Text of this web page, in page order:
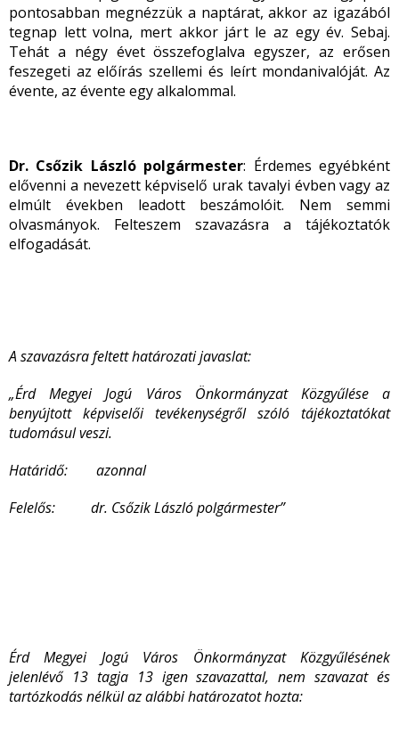
pontosabban megnézzük a naptárat, akkor az igazából
tegnap lett volna, mert akkor járt le az egy év. Sebaj.
Tehát a négy évet összefoglalva egyszer, az erősen
feszegeti az előírás szellemi és leírt mondanivalóját. Az
évente, az évente egy alkalommal.
Dr. Csőzik László polgármester: Érdemes egyébként
elővenni a nevezett képviselő urak tavalyi évben vagy az
elmúlt években leadott beszámolóit. Nem semmi
olvasmányok. Felteszem szavazásra a tájékoztatók
elfogadását.
A szavazásra feltett határozati javaslat:
„Érd Megyei Jogú Város Önkormányzat Közgyűlése a
benyújtott képviselői tevékenységről szóló tájékoztatókat
tudomásul veszi.
Határidő: azonnal
Felelős: dr. Csőzik László polgármester”
Érd Megyei Jogú Város Önkormányzat Közgyűlésének
jelenlévő 13 tagja 13 igen szavazattal, nem szavazat és
tartózkodás nélkül az alábbi határozatot hozta: